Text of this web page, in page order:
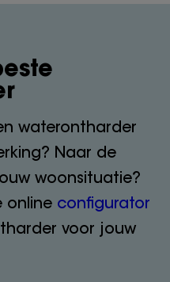
waterontharder
Naar de
woonsituatie?
online configurator
voor jouw